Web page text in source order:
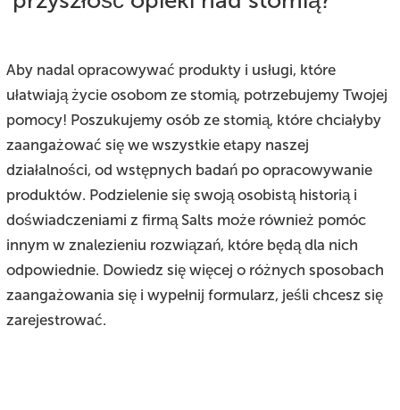
Aby nadal opracowywać produkty i usługi, które
ułatwiają życie osobom ze stomią, potrzebujemy Twojej
pomocy! Poszukujemy osób ze stomią, które chciałyby
zaangażować się we wszystkie etapy naszej
działalności, od wstępnych badań po opracowywanie
produktów. Podzielenie się swoją osobistą historią i
doświadczeniami z firmą Salts może również pomóc
innym w znalezieniu rozwiązań, które będą dla nich
odpowiednie. Dowiedz się więcej o różnych sposobach
zaangażowania się i wypełnij formularz, jeśli chcesz się
zarejestrować.